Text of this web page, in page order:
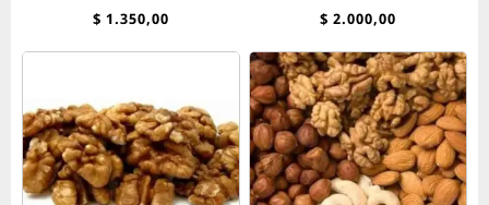
100 grs
$ 1.350,00
Importadas filipinas
$ 2.000,00